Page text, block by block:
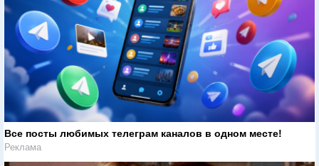
Все посты любимых телеграм каналов в одном месте!
Реклама